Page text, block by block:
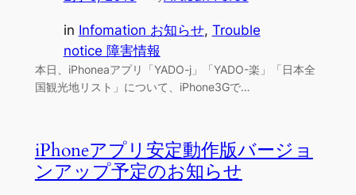
in Infomation お知らせ, Trouble
notice 障害情報
本日、iPhoneaアプリ「YADO-j」「YADO-楽」「日本全
国観光地リスト」について、iPhone3Gで…
iPhoneアプリ安定動作版バージョ
ンアップ予定のお知らせ